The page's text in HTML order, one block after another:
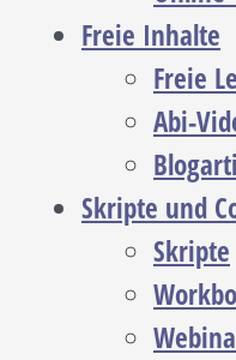
Freie Inhalte
Freie
Abi-
Skripte und
Skripte